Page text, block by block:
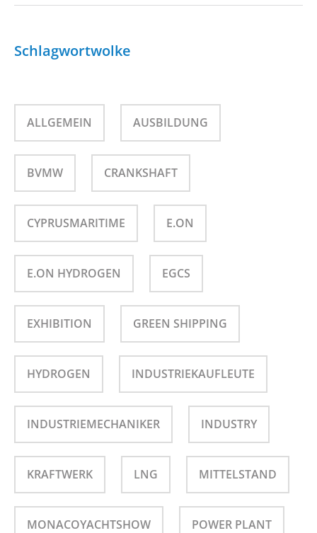
Schlagwortwolke
ALLGEMEIN AUSBILDUNG
BVMW CRANKSHAFT
CYPRUSMARITIME E.ON
E.ON HYDROGEN EGCS
EXHIBITION GREEN SHIPPING
HYDROGEN INDUSTRIEKAUFLEUTE
INDUSTRIEMECHANIKER INDUSTRY
KRAFTWERK LNG MITTELSTAND
MONACOYACHTSHOW POWER PLANT